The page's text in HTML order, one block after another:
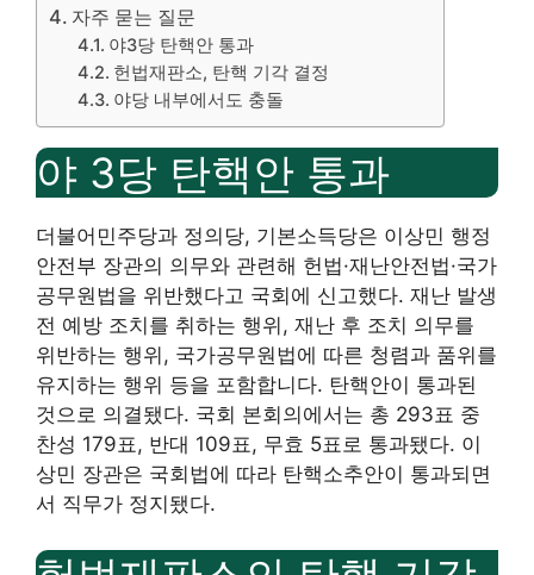
자주 묻는 질문
야3당 탄핵안 통과
헌법재판소, 탄핵 기각 결정
야당 내부에서도 충돌
야 3당 탄핵안 통과
더불어민주당과 정의당, 기본소득당은 이상민 행정
안전부 장관의 의무와 관련해 헌법·재난안전법·국가
공무원법을 위반했다고 국회에 신고했다. 재난 발생
전 예방 조치를 취하는 행위, 재난 후 조치 의무를
위반하는 행위, 국가공무원법에 따른 청렴과 품위를
유지하는 행위 등을 포함합니다. 탄핵안이 통과된
것으로 의결됐다. 국회 본회의에서는 총 293표 중
찬성 179표, 반대 109표, 무효 5표로 통과됐다. 이
상민 장관은 국회법에 따라 탄핵소추안이 통과되면
서 직무가 정지됐다.